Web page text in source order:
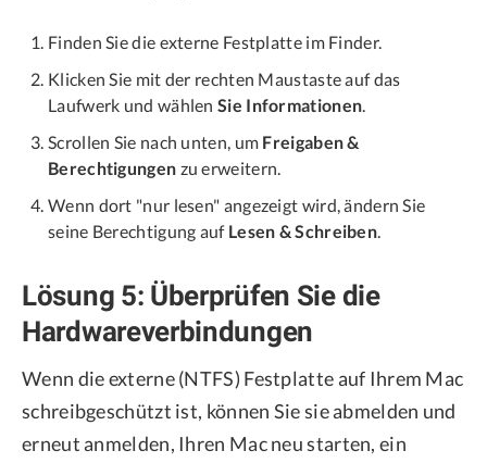
Finden Sie die externe Festplatte im Finder.
Klicken Sie mit der rechten Maustaste auf das
Laufwerk und wählenSie Informationen.
Scrollen Sie nach unten, um Freigaben &
Berechtigungen zu erweitern.
Wenn dort "nur lesen" angezeigt wird, ändern Sie
seine Berechtigung auf Lesen & Schreiben.
Lösung 5: Überprüfen Sie die
Hardwareverbindungen
Wenn die externe (NTFS) Festplatte auf Ihrem Mac
schreibgeschützt ist, können Sie sie abmelden und
erneut anmelden, Ihren Mac neu starten, ein